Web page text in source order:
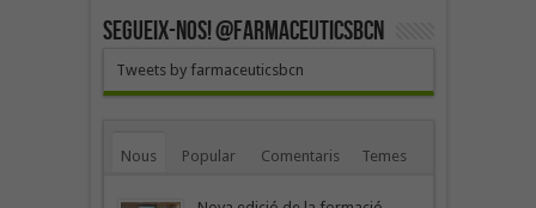
SEGUEIX-NOS! @farmaceuticsbcn
Tweets by farmaceuticsbcn
Nous Popular Comentaris Temes